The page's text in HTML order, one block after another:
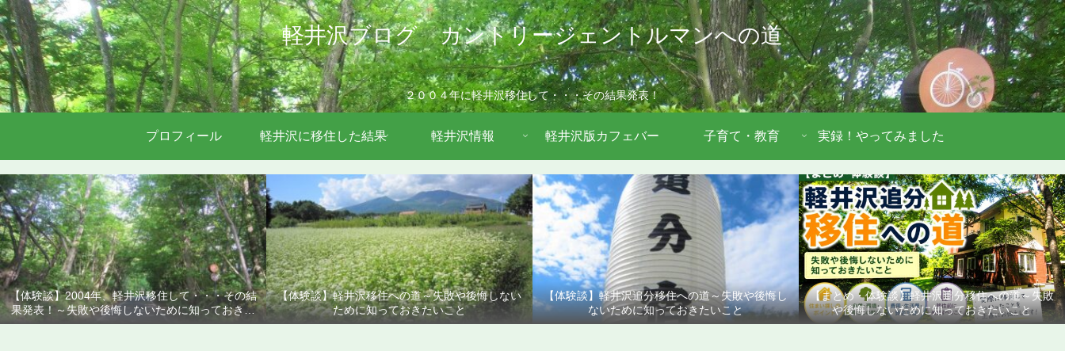
軽井沢ブログ カントリージェントルマンへの道
２００４年に軽井沢移住して・・・その結果発表！
プロフィール 軽井沢に移住した結果 軽井沢情報 軽井沢版カフェバー 子育て・教育 実録！やってみました
【体験談】2004年、軽井沢移住して・・・その結
果発表！～失敗や後悔しないために知っておきた
いこと
【体験談】軽井沢移住への道～失敗や後悔しない
ために知っておきたいこと
【体験談】軽井沢追分移住への道～失敗や後悔し
ないために知っておきたいこと
【まとめ・体験談】軽井沢追分移住への道～失敗
や後悔しないために知っておきたいこと